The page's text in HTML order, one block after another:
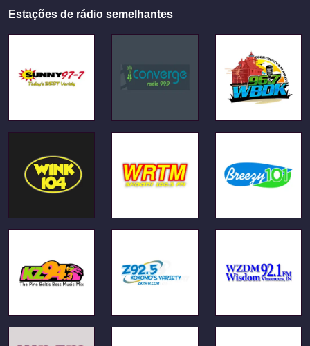
Estações de rádio semelhantes